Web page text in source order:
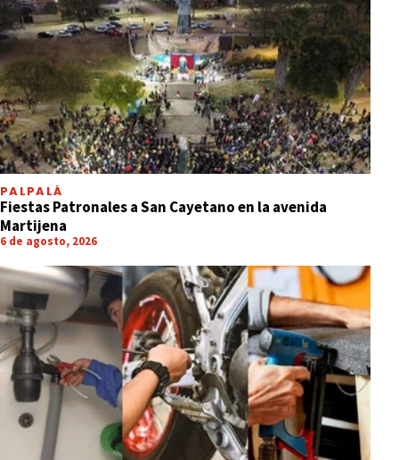
PALPALÁ
Fiestas Patronales a San Cayetano en la avenida
Martijena
6 de agosto, 2026